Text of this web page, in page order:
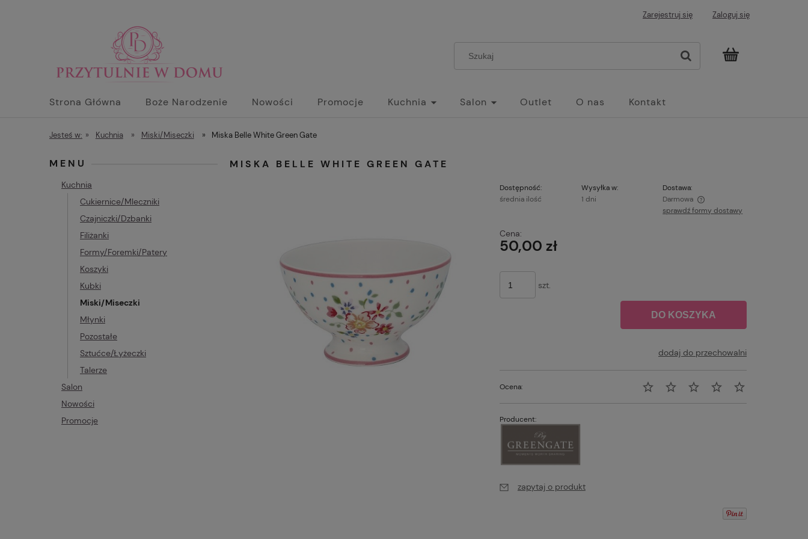
Zarejestruj się Zaloguj się
Strona Główna Boże Narodzenie Nowości Promocje Kuchnia Salon Outlet O nas Kontakt
Jesteś w: » Kuchnia » Miski/Miseczki » Miska Belle White Green Gate
MENU
Kuchnia
Cukiernice/Mleczniki
Czajniczki/Dzbanki
Filiżanki
Formy/Foremki/Patery
Koszyki
Kubki
Miski/Miseczki
Młynki
Pozostałe
Sztućce/Łyżeczki
Talerze
Salon
Nowości
Promocje
MISKA BELLE WHITE GREEN GATE
Dostępność:
średnia ilość
Wysyłka w:
1 dni
Dostawa:
Darmowa
sprawdź formy dostawy
Cena:
50,00 zł
szt.
DO KOSZYKA
dodaj do przechowalni
Ocena:
Producent:
zapytaj o produkt